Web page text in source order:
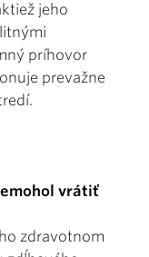
jeho
príhovor
prevažne
vrátiť
zdravotnom